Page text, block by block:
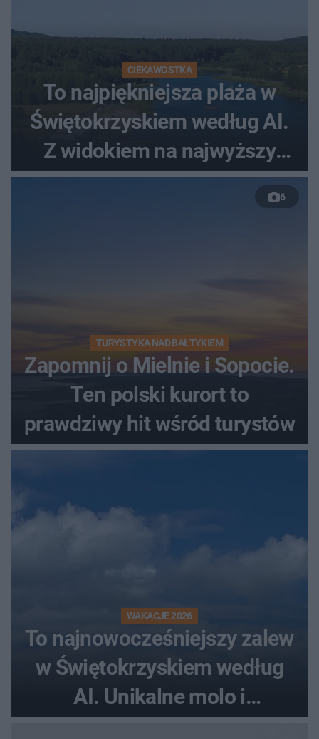
CIEKAWOSTKA
To najpiękniejsza plaża w
Świętokrzyskiem według AI.
Z widokiem na najwyższy
szczyt Gór Świętokrzyskich
6
TURYSTYKA NAD BAŁTYKIEM
Zapomnij o Mielnie i Sopocie.
Ten polski kurort to
prawdziwy hit wśród turystów
WAKACJE 2026
To najnowocześniejszy zalew
w Świętokrzyskiem według
AI. Unikalne molo i
promenada